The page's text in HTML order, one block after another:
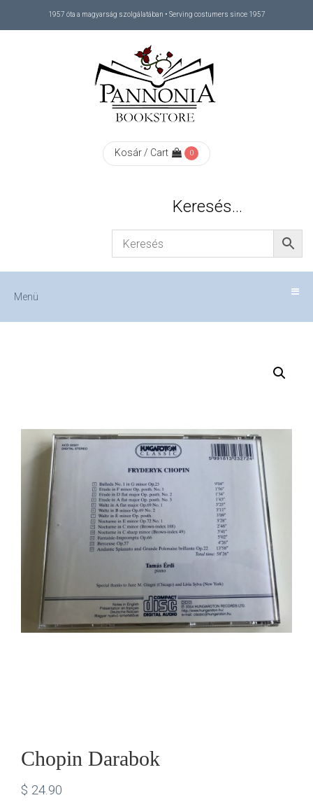
1957 óta a magyarság szolgálatában • Serving costumers since 1957
Kosár / Cart 0
Keresés…
Menü
SHOP
KAPCSOLAT
CONTACT
Chopin Darabok
$ 24.90